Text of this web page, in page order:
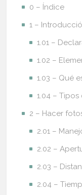
0 – Índice
1 –
1.01 –
1.02 –
1.03 – Qué
1.04 –
2 – Hacer
2.01 –
2.02 –
2.03 –
2.04 –